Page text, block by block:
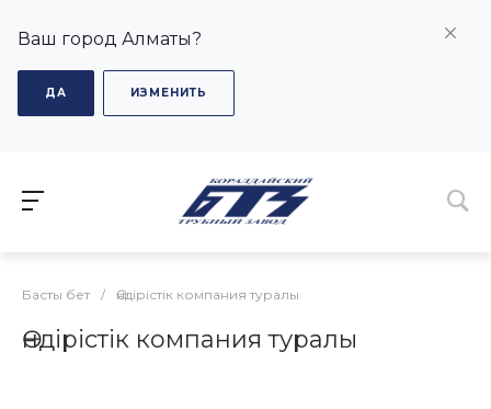
Ваш город Алматы?
ДА ИЗМЕНИТЬ
Басты бет / Өндірістік компания туралы
Өндірістік компания туралы